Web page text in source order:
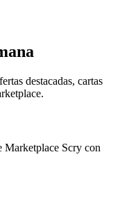
destacadas, cartas
Marketplace Scry con